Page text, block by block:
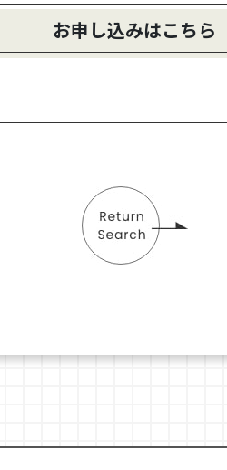
お申し込みはこちら